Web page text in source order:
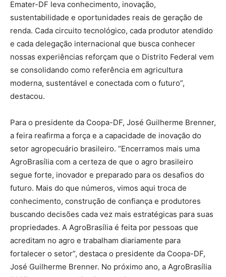
Emater-DF leva conhecimento, inovação,
sustentabilidade e oportunidades reais de geração de
renda. Cada circuito tecnológico, cada produtor atendido
e cada delegação internacional que busca conhecer
nossas experiências reforçam que o Distrito Federal vem
se consolidando como referência em agricultura
moderna, sustentável e conectada com o futuro”,
destacou.
Para o presidente da Coopa-DF, José Guilherme Brenner,
a feira reafirma a força e a capacidade de inovação do
setor agropecuário brasileiro. “Encerramos mais uma
AgroBrasília com a certeza de que o agro brasileiro
segue forte, inovador e preparado para os desafios do
futuro. Mais do que números, vimos aqui troca de
conhecimento, construção de confiança e produtores
buscando decisões cada vez mais estratégicas para suas
propriedades. A AgroBrasília é feita por pessoas que
acreditam no agro e trabalham diariamente para
fortalecer o setor”, destaca o presidente da Coopa-DF,
José Guilherme Brenner. No próximo ano, a AgroBrasília